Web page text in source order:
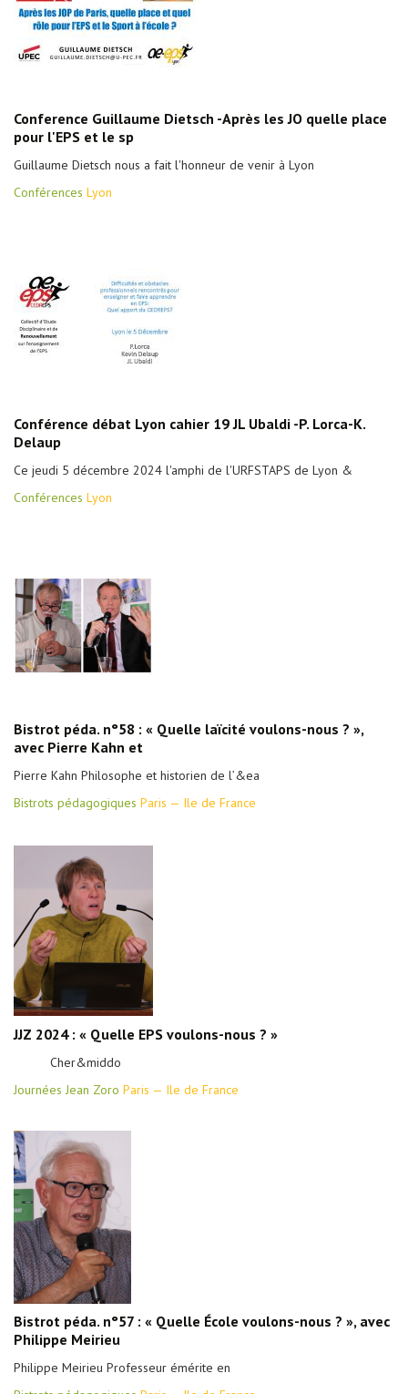
Conference Guillaume Dietsch -Après les JO quelle place
pour l'EPS et le sp
Guillaume Dietsch nous a fait l'honneur de venir à Lyon
Conférences Lyon
Conférence débat Lyon cahier 19 JL Ubaldi -P. Lorca-K.
Delaup
Ce jeudi 5 décembre 2024 l'amphi de l'URFSTAPS de Lyon &
Conférences Lyon
Bistrot péda. n°58 : « Quelle laïcité voulons-nous ? »,
avec Pierre Kahn et
Pierre Kahn Philosophe et historien de l’&ea
Bistrots pédagogiques Paris — Ile de France
JJZ 2024 : « Quelle EPS voulons-nous ? »
Cher&middo
Journées Jean Zoro Paris — Ile de France
Bistrot péda. n°57 : « Quelle École voulons-nous ? », avec
Philippe Meirieu
Philippe Meirieu Professeur émérite en